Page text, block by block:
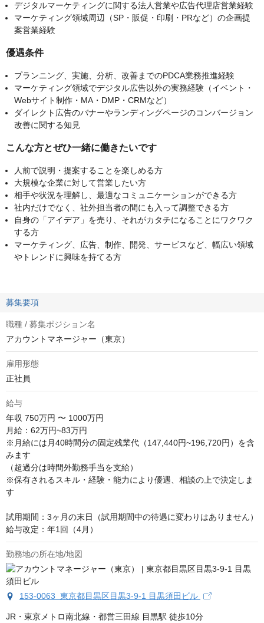
デジタルマーケティングに関する法人営業や広告代理店営業経験
マーケティング領域周辺（SP・販促・印刷・PRなど）の企画提
案営業経験
優遇条件
プランニング、実施、分析、改善までのPDCA業務推進経験
マーケティング領域でデジタル広告以外の実務経験（イベント・
Webサイト制作・MA・DMP・CRMなど）
ダイレクト広告のバナーやランディングページのコンバージョン
改善に関する知見
こんな方とぜひ一緒に働きたいです
人前で説明・提案することを楽しめる方
大規模な企業に対して営業したい方
相手や状況を理解し、最適なコミュニケーションができる方
社内だけでなく、社外担当者の間にも入って調整できる方
自身の「アイデア」を売り、それがカタチになることにワクワク
する方
マーケティング、広告、制作、開発、サービスなど、幅広い領域
やトレンドに興味を持てる方
募集要項
職種 / 募集ポジション名
アカウントマネージャー（東京）
雇用形態
正社員
給与
年収 750万円 〜 1000万円
月給：62万円~83万円
※月給には月40時間分の固定残業代（147,440円~196,720円）を含
みます
（超過分は時間外勤務手当を支給）
※保有されるスキル・経験・能力により優遇、相談の上で決定しま
す
試用期間：3ヶ月の末日（試用期間中の待遇に変わりはありません）
給与改定：年1回（4月）
勤務地の所在地/地図
153-0063 東京都目黒区目黒3-9-1 目黒須田ビル
JR・東京メトロ南北線・都営三田線 目黒駅 徒歩10分